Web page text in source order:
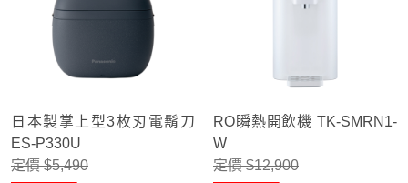
日本製掌上型3枚刃電鬍刀
ES-P330U
定價 $5,490
RO瞬熱開飲機 TK-SMRN1-
W
定價 $12,900